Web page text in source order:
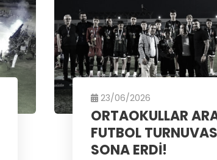
23/06/2026
ORTAOKULLAR
FUTBOL
SONA ERDİ!